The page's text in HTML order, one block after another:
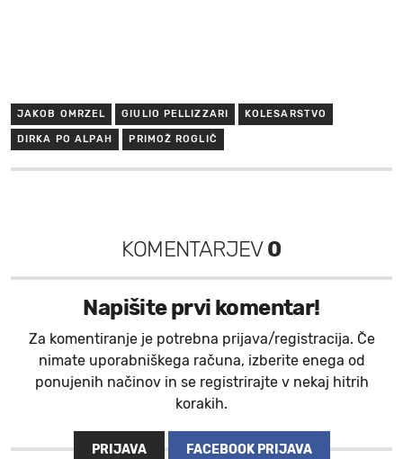
JAKOB OMRZEL GIULIO PELLIZZARI KOLESARSTVO
DIRKA PO ALPAH PRIMOŽ ROGLIČ
KOMENTARJEV0
Napišite prvi komentar!
Za komentiranje je potrebna prijava/registracija. Če
nimate uporabniškega računa, izberite enega od
ponujenih načinov in se registrirajte v nekaj hitrih
korakih.
PRIJAVA FACEBOOK PRIJAVA